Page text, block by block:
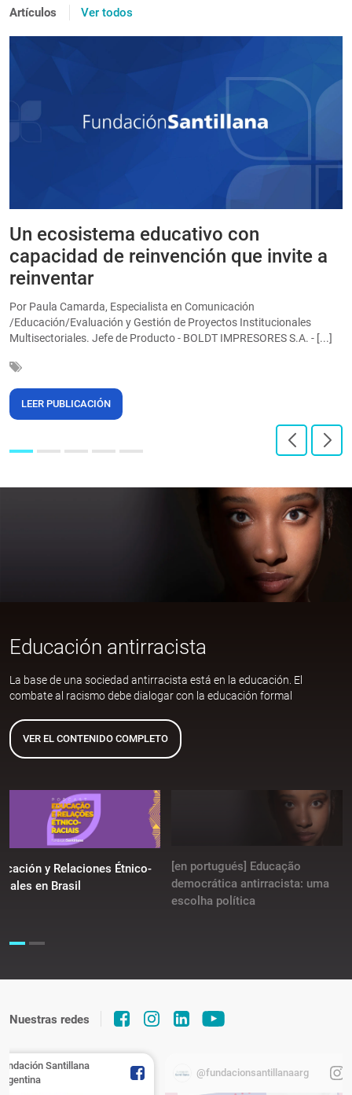
Artículos Ver todos
Un ecosistema educativo con
capacidad de reinvención que invite a
reinventar
Por Paula Camarda, Especialista en Comunicación
/Educación/Evaluación y Gestión de Proyectos Institucionales
Multisectoriales. Jefe de Producto - BOLDT IMPRESORES S.A. - [...]
LEER PUBLICACIÓN
Educación antirracista
La base de una sociedad antirracista está en la educación. El
combate al racismo debe dialogar con la educación formal
VER EL CONTENIDO COMPLETO
y Relaciones Étnico-
en Brasil
[en portugués] Educação
democrática antirracista: uma
escolha política
Nuestras redes
Santillana
@fundacionsantillanaarg